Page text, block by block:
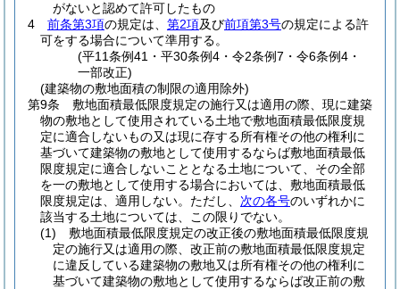
がないと認めて許可したもの
4
前条第3項の規定は、 第2項及び前項第3号の規定による許
可をする場合について準用する。
(平11条例41・平30条例4・令2条例7・令6条例4・
一部改正)
(建築物の敷地面積の制限の適用除外)
第9条
敷地面積最低限度規定の施行又は適用の際、現に建築
物の敷地として使用されている土地で敷地面積最低限度規
定に適合しないもの又は現に存する所有権その他の権利に
基づいて建築物の敷地として使用するならば敷地面積最低
限度規定に適合しないこととなる土地について、その全部
を一の敷地として使用する場合においては、敷地面積最低
限度規定は、適用しない。 ただし、 次の各号のいずれかに
該当する土地については、この限りでない。
(1)
敷地面積最低限度規定の改正後の敷地面積最低限度規
定の施行又は適用の際、改正前の敷地面積最低限度規定
に違反している建築物の敷地又は所有権その他の権利に
基づいて建築物の敷地として使用するならば改正前の敷